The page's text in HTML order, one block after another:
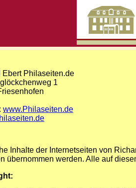
Ebert Philaseiten.de
1
www.Philaseiten.de
Inhalte der Internetseiten von
übernommen werden. Alle auf